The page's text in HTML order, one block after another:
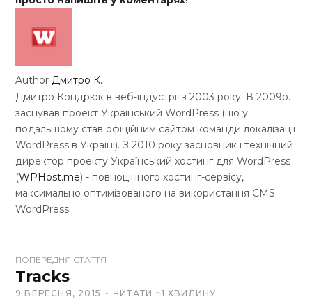
Author Дмитро К.
Дмитро Кондрюк в веб-індустрії з 2003 року. В 2009р.
заснував проект Український WordPress (що у
подальшому став офіційним сайтом команди локалізації
WordPress в Україні). З 2010 року засновник і технічний
директор проекту Український хостинг для WordPress
(WPHost.me) - повноцінного хостинг-сервісу,
максимально оптимізованого на використання CMS
WordPress.
e
b
s
ПОПЕРЕДНЯ СТАТТЯ
Tracks
9 ВЕРЕСНЯ, 2015 ЧИТАТИ ~1 ХВИЛИНУ